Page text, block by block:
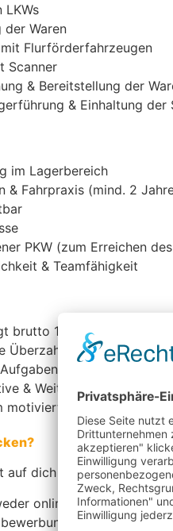
LKWs
der Waren
Flurförderfahrzeugen
Scanner
& Bereitstellung der
& Einhaltung
im Lagerbereich
& Fahrpraxis (mind. 2
PKW (zum Erreichen
& Teamfähigkeit
brutto 15,62 € / Stunde
Überzahlung möglich.
im Lageralltag
&
Team
auf dich – zeig uns, was
online bewerben oder